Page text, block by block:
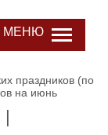
МЕНЮ
праздников (по
на июнь